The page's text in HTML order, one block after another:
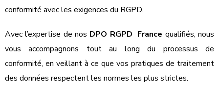
conformité avec les exigences du RGPD.
Avec l’expertise de nos DPO RGPD France qualifiés, nous
vous accompagnons tout au long du processus de
conformité, en veillant à ce que vos pratiques de traitement
des données respectent les normes les plus strictes.